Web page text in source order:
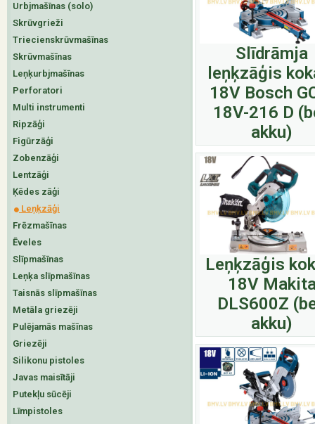
Urbjmašīnas (solo)
Skrūvgrieži
Triecienskrūvmašīnas
Skrūvmašīnas
Leņķurbjmašīnas
Perforatori
Multi instrumenti
Ripzāģi
Figūrzāģi
Zobenzāģi
Lentzāģi
Ķēdes zāģi
Leņķzāģi
Frēzmašīnas
Ēveles
Slīpmašīnas
Leņķa slīpmašīnas
Taisnās slīpmašīnas
Metāla griezēji
Pulējamās mašīnas
Griezēji
Silikonu pistoles
Javas maisītāji
Putekļu sūcēji
Līmpistoles
Slīdrāmja
leņķzāģis
18V Bosch
18V-216 D
akku)
Leņķzāģis
18V
DLS600Z
akku)